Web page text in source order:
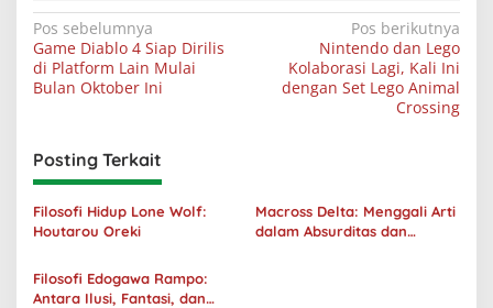
Navigasi
pos
Pos sebelumnya
Game Diablo 4 Siap Dirilis
di Platform Lain Mulai
Bulan Oktober Ini
Pos berikutnya
Nintendo dan Lego
Kolaborasi Lagi, Kali Ini
dengan Set Lego Animal
Crossing
Posting Terkait
Filosofi Hidup Lone Wolf:
Houtarou Oreki
Macross Delta: Menggali Arti
dalam Absurditas dan
Filosofi Edogawa Rampo:
Antara Ilusi, Fantasi, dan